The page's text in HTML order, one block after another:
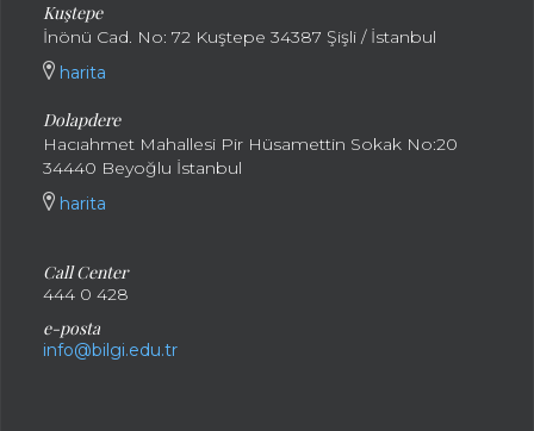
Kuştepe
İnönü Cad. No: 72 Kuştepe 34387 Şişli / İstanbul
harita
Dolapdere
Hacıahmet Mahallesi Pir Hüsamettin Sokak No:20
34440 Beyoğlu İstanbul
harita
Call Center
444 0 428
e-posta
info@bilgi.edu.tr